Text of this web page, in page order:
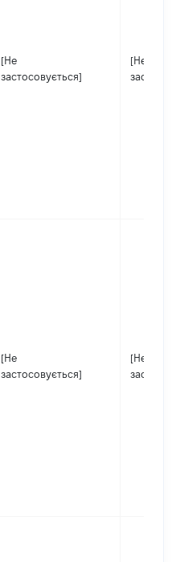
[Не
застосовується]
[Не
[Не
застосовується]
[Не